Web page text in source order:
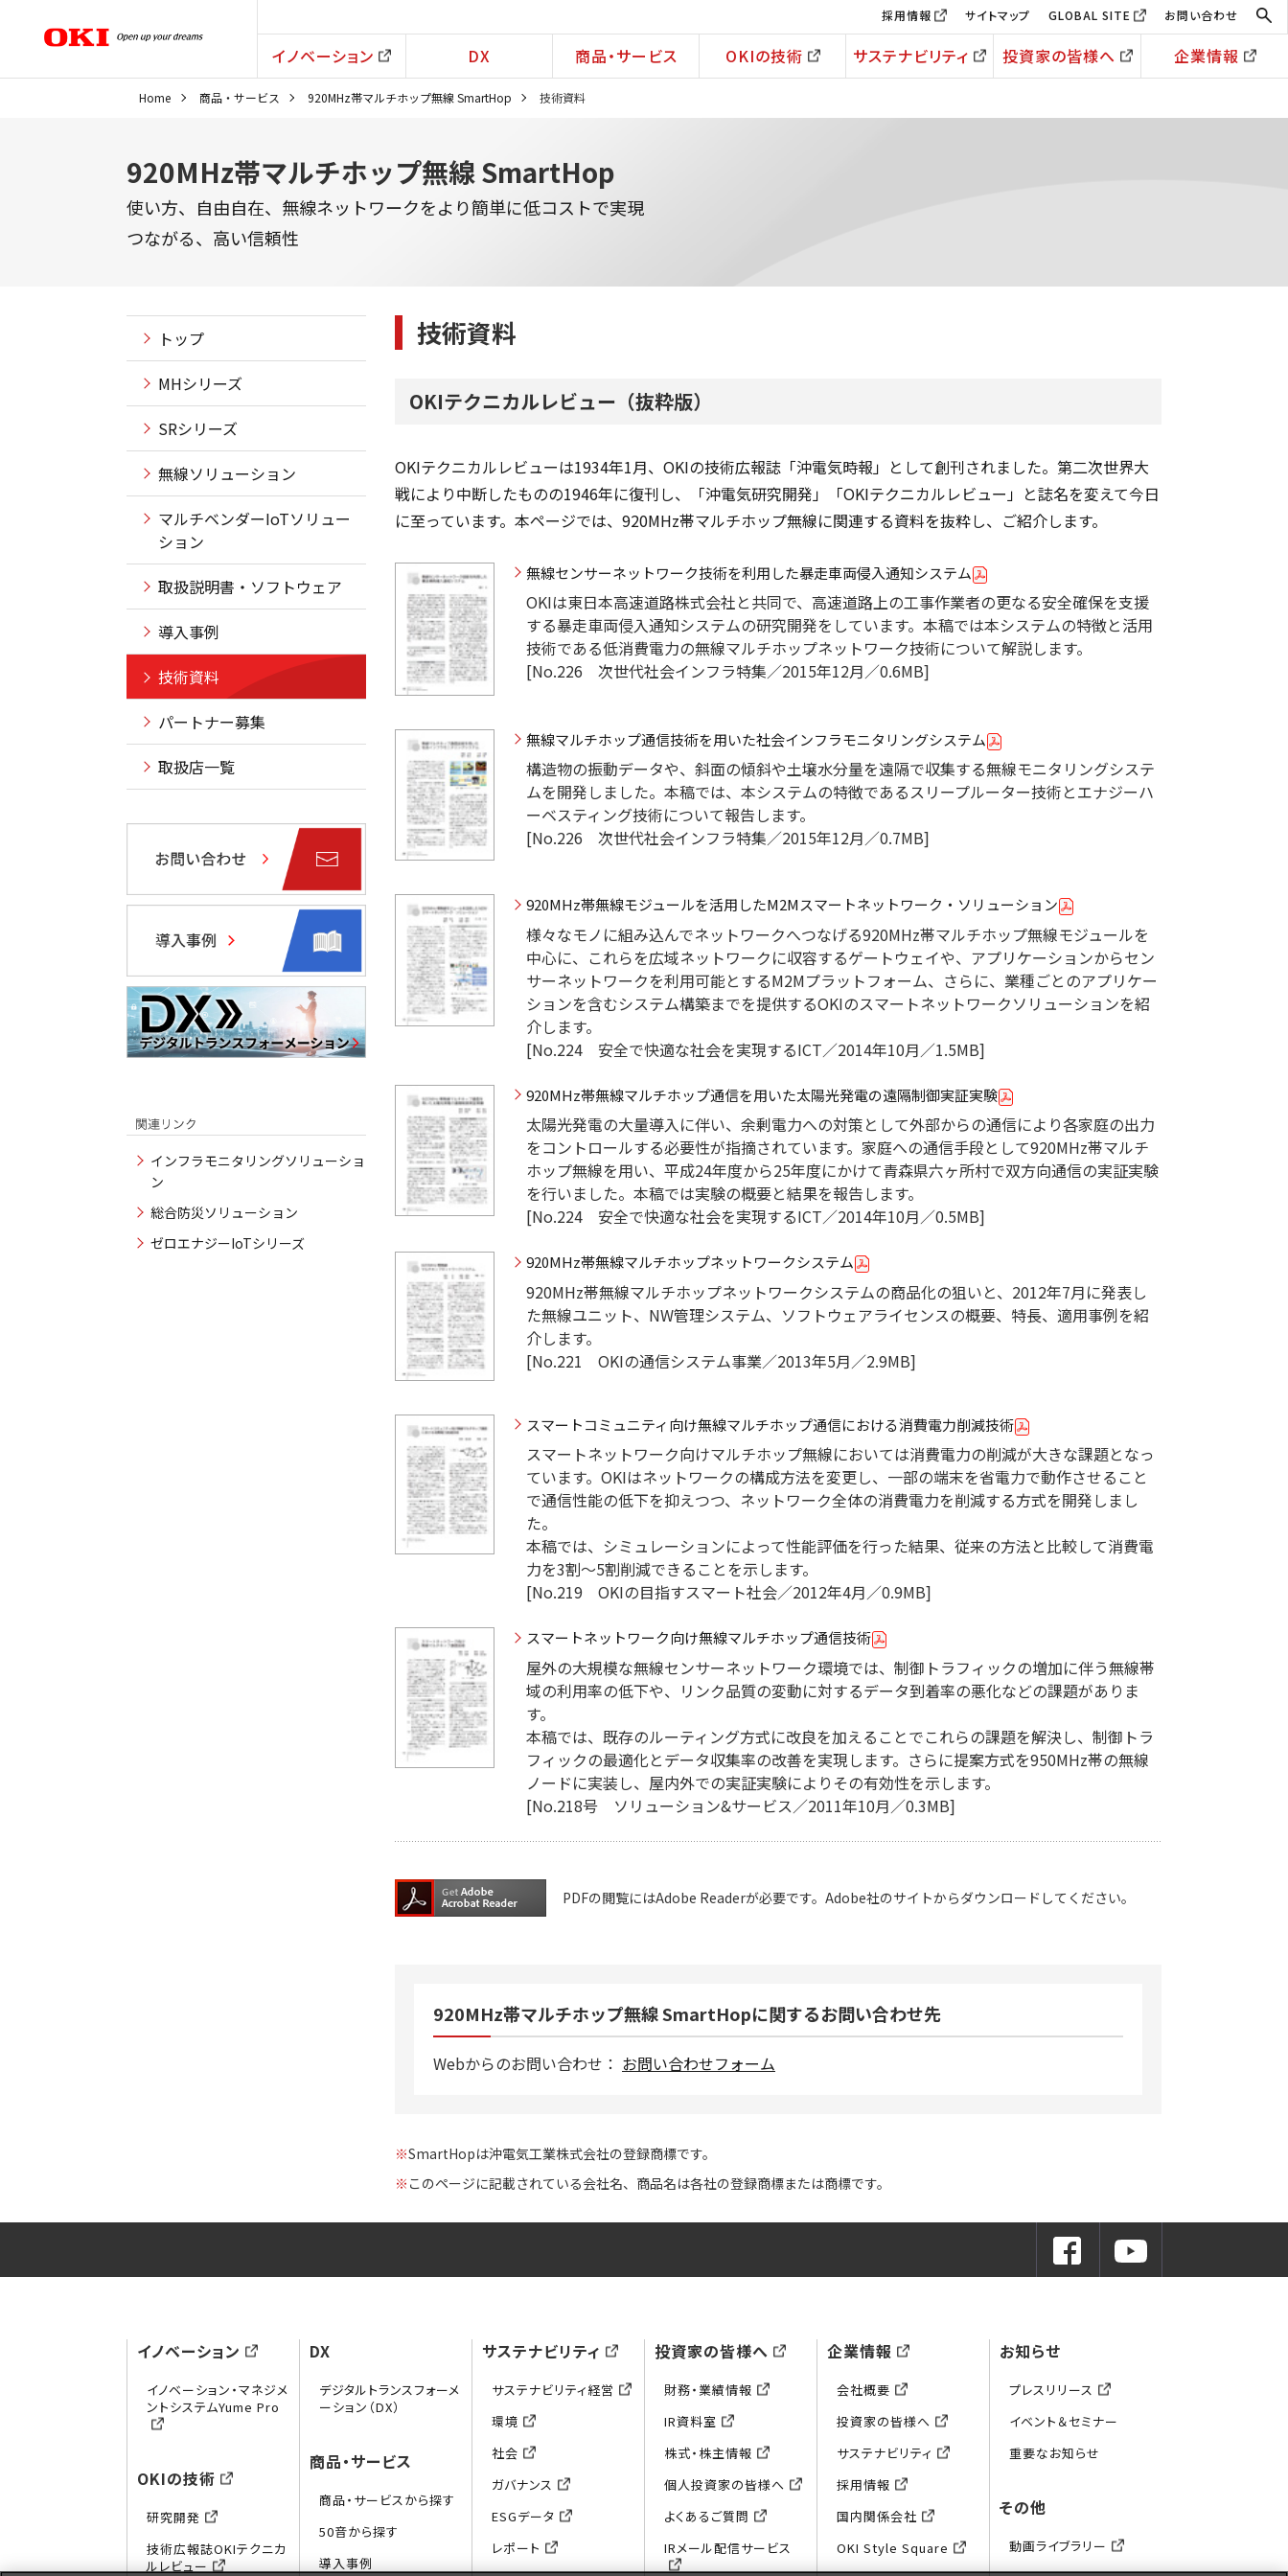
採用情報 サイトマップ GLOBAL SITE お問い合わせ
イノベーション DX 商品・サービス OKIの技術 サステナビリティ 投資家の皆様へ 企業情報
Home 商品・サービス 920MHz帯マルチホップ無線 SmartHop 技術資料
920MHz帯マルチホップ無線 SmartHop
使い方、自由自在、無線ネットワークをより簡単に低コストで実現
つながる、高い信頼性
技術資料
OKIテクニカルレビュー（抜粋版）
OKIテクニカルレビューは1934年1月、OKIの技術広報誌「沖電気時報」として創刊されました。第二次世界大
戦により中断したものの1946年に復刊し、「沖電気研究開発」「OKIテクニカルレビュー」と誌名を変えて今日
に至っています。本ページでは、920MHz帯マルチホップ無線に関連する資料を抜粋し、ご紹介します。
無線センサーネットワーク技術を利用した暴走車両侵入通知システム
OKIは東日本高速道路株式会社と共同で、高速道路上の工事作業者の更なる安全確保を支援
する暴走車両侵入通知システムの研究開発をしています。本稿では本システムの特徴と活用
技術である低消費電力の無線マルチホップネットワーク技術について解説します。
[No.226 次世代社会インフラ特集／2015年12月／0.6MB]
無線マルチホップ通信技術を用いた社会インフラモニタリングシステム
構造物の振動データや、斜面の傾斜や土壌水分量を遠隔で収集する無線モニタリングシステ
ムを開発しました。本稿では、本システムの特徴であるスリープルーター技術とエナジーハ
ーベスティング技術について報告します。
[No.226 次世代社会インフラ特集／2015年12月／0.7MB]
920MHz帯無線モジュールを活用したM2Mスマートネットワーク・ソリューション
様々なモノに組み込んでネットワークへつなげる920MHz帯マルチホップ無線モジュールを
中心に、これらを広域ネットワークに収容するゲートウェイや、アプリケーションからセン
サーネットワークを利用可能とするM2Mプラットフォーム、さらに、業種ごとのアプリケー
ションを含むシステム構築までを提供するOKIのスマートネットワークソリューションを紹
介します。
[No.224 安全で快適な社会を実現するICT／2014年10月／1.5MB]
920MHz帯無線マルチホップ通信を用いた太陽光発電の遠隔制御実証実験
太陽光発電の大量導入に伴い、余剰電力への対策として外部からの通信により各家庭の出力
をコントロールする必要性が指摘されています。家庭への通信手段として920MHz帯マルチ
ホップ無線を用い、平成24年度から25年度にかけて青森県六ヶ所村で双方向通信の実証実験
を行いました。本稿では実験の概要と結果を報告します。
[No.224 安全で快適な社会を実現するICT／2014年10月／0.5MB]
920MHz帯無線マルチホップネットワークシステム
920MHz帯無線マルチホップネットワークシステムの商品化の狙いと、2012年7月に発表し
た無線ユニット、NW管理システム、ソフトウェアライセンスの概要、特長、適用事例を紹
介します。
[No.221 OKIの通信システム事業／2013年5月／2.9MB]
スマートコミュニティ向け無線マルチホップ通信における消費電力削減技術
スマートネットワーク向けマルチホップ無線においては消費電力の削減が大きな課題となっ
ています。OKIはネットワークの構成方法を変更し、一部の端末を省電力で動作させること
で通信性能の低下を抑えつつ、ネットワーク全体の消費電力を削減する方式を開発しまし
た。
本稿では、シミュレーションによって性能評価を行った結果、従来の方法と比較して消費電
力を3割～5割削減できることを示します。
[No.219 OKIの目指すスマート社会／2012年4月／0.9MB]
スマートネットワーク向け無線マルチホップ通信技術
屋外の大規模な無線センサーネットワーク環境では、制御トラフィックの増加に伴う無線帯
域の利用率の低下や、リンク品質の変動に対するデータ到着率の悪化などの課題がありま
す。
本稿では、既存のルーティング方式に改良を加えることでこれらの課題を解決し、制御トラ
フィックの最適化とデータ収集率の改善を実現します。さらに提案方式を950MHz帯の無線
ノードに実装し、屋内外での実証実験によりその有効性を示します。
[No.218号 ソリューション&サービス／2011年10月／0.3MB]
PDFの閲覧にはAdobe Readerが必要です。Adobe社のサイトからダウンロードしてください。
920MHz帯マルチホップ無線 SmartHopに関するお問い合わせ先
Webからのお問い合わせ： お問い合わせフォーム
※SmartHopは沖電気工業株式会社の登録商標です。
※ このページに記載されている会社名、商品名は各社の登録商標または商標です。
トップ
MHシリーズ
SRシリーズ
無線ソリューション
マルチベンダーIoTソリュー
ション
取扱説明書・ソフトウェア
導入事例
技術資料
パートナー募集
取扱店一覧
インフラモニタリングソリューショ
ン
総合防災ソリューション
ゼロエナジーIoTシリーズ
イノベーション
イノベーション・マネジメ
ントシステムYume Pro
OKIの技術
研究開発
技術広報誌OKIテクニカ
ルレビュー
DX
デジタルトランスフォーメ
ーション（DX）
商品・サービス
商品・サービスから探す
50音から探す
導入事例
サステナビリティ
サステナビリティ経営
環境
社会
ガバナンス
ESGデータ
レポート
投資家の皆様へ
財務・業績情報
IR資料室
株式・株主情報
個人投資家の皆様へ
よくあるご質問
IRメール配信サービス
企業情報
会社概要
投資家の皆様へ
サステナビリティ
採用情報
国内関係会社
OKI Style Square
お知らせ
プレスリリース
イベント＆セミナー
重要なお知らせ
その他
動画ライブラリー